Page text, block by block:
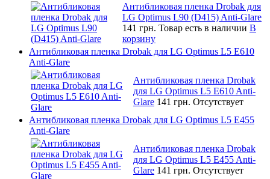
Антибликовая пленка Drobak для
LG Optimus L90 (D415) Anti-Glare
141 грн. Товар есть в наличии В
корзину
Антибликовая пленка Drobak для LG Optimus L5 E610
Anti-Glare
Антибликовая пленка Drobak
для LG Optimus L5 E610 Anti-
Glare 141 грн. Отсутствует
Антибликовая пленка Drobak для LG Optimus L5 E455
Anti-Glare
Антибликовая пленка Drobak
для LG Optimus L5 E455 Anti-
Glare 141 грн. Отсутствует